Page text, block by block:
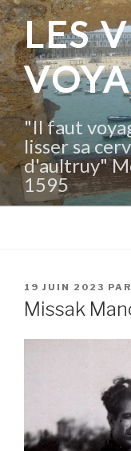
Aller
au
contenu
principal
LES
"Il faut
lisser sa
d'aultruy"
1595
PUBLIÉ
LE
19 JUIN 2023 PAR
Missak